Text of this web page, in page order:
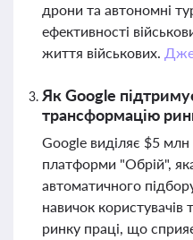
дрони та автономні
ефективності
життя військових.
Як Google
трансформацію
Google виділяє $5
платформи "Обрій",
автоматичного
навичок користувачів
ринку праці, що